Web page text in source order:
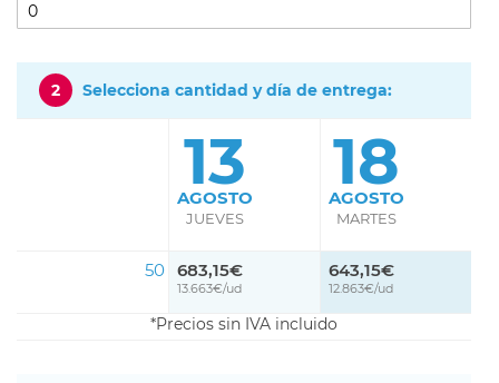
2 Selecciona cantidad y día de entrega:
13
AGOSTO
JUEVES
18
AGOSTO
MARTES
50 683,15€
13.663€/ud
643,15€
12.863€/ud
Precios sin IVA incluido